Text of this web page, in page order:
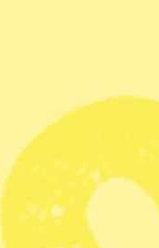
Största rummet är 81 kvm
Zoom